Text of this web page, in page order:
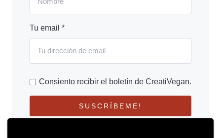
Tu email *
Consiento recibir el boletín de CreatiVegan.
SUSCRÍBEME!